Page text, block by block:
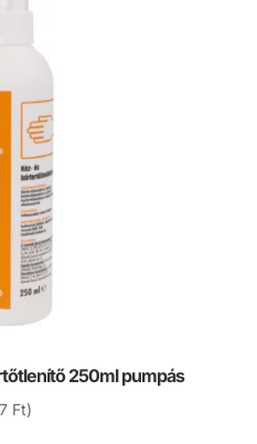
250ml pumpás
Ft)